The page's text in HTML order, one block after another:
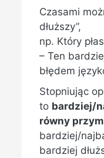
Czasami
dłuższy”,
np. Który
– Ten
błędem
Stopniując
to bardziej/
równy
bardziej/
bardziej